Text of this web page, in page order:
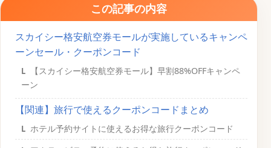
この記事の内容
スカイシー格安航空券モールが実施しているキャンペ
ーンセール・クーポンコード
【スカイシー格安航空券モール】早割88%OFFキャンペ
ーン
【関連】旅行で使えるクーポンコードまとめ
ホテル予約サイトに使えるお得な旅行クーポンコード